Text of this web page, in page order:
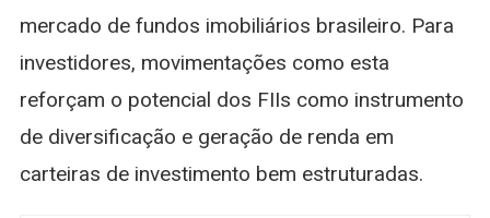
mercado de fundos imobiliários brasileiro. Para
investidores, movimentações como esta
reforçam o potencial dos FIIs como instrumento
de diversificação e geração de renda em
carteiras de investimento bem estruturadas.